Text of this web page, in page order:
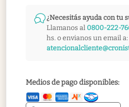
¿Necesitás ayuda con tu
Llamanos al 0800-222-
hs. o envianos un email a:
Medios de pago disponibles: